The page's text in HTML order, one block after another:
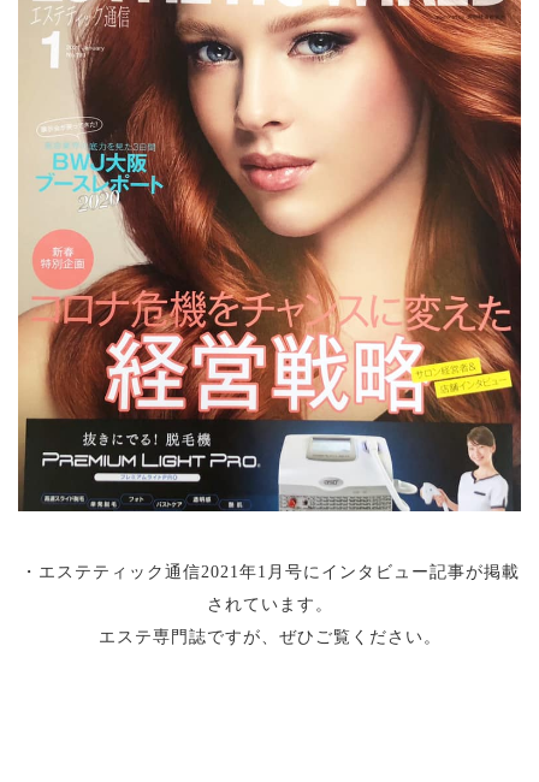
・エステティック通信2021年1月号にインタビュー記事が掲載
されています。
エステ専門誌ですが、ぜひご覧ください。